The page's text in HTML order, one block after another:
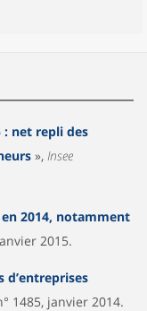
: net repli des
», Insee
2014, notamment
2015.
d’entreprises
1485, janvier 2014.